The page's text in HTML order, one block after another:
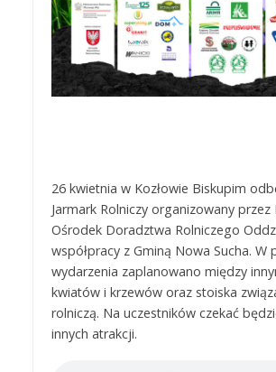
26 kwietnia w Kozłowie Biskupim
Jarmark Rolniczy organizowany przez
Ośrodek Doradztwa Rolniczego
współpracy z Gminą Nowa Sucha. W
wydarzenia zaplanowano między
kwiatów i krzewów oraz stoiska
rolniczą. Na uczestników czekać
innych atrakcji.